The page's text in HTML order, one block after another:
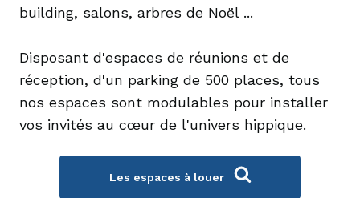
building, salons, arbres de Noël ...
Disposant d'espaces de réunions et de
réception, d'un parking de 500 places, tous
nos espaces sont modulables pour installer
vos invités au cœur de l'univers hippique.
Les espaces à louer